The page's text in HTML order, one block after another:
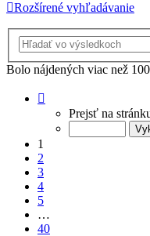
Rozšírené vyhľadávanie
Bolo nájdených viac než
Prejsť na
1
2
3
4
5
…
40